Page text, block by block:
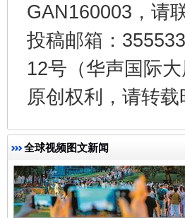
GAN160003，请
投稿邮箱：
12号（华声国际
原创权利，请转
全球视频图文新闻千年窑火 生生不息